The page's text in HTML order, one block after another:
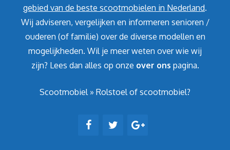
gebied van de beste scootmobielen in Nederland.
Wij adviseren, vergelijken en informeren senioren /
ouderen (of familie) over de diverse modellen en
mogelijkheden. Wil je meer weten over wie wij
zijn? Lees dan alles op onze over ons pagina.
Scootmobiel » Rolstoel of scootmobiel?